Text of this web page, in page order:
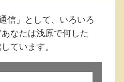
信」として、いろいろ
なたは浅原で何した
ています。